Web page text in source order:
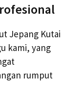
Jepang Kutai
kami, yang
rumput